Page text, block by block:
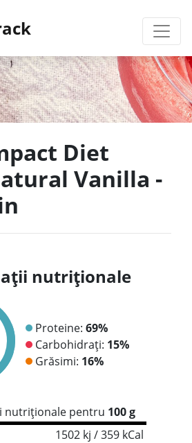
Diet
Vanilla -
nutriționale
Proteine: 69%
Carbohidrați: 15%
Grăsimi: 16%
nutriționale pentru 100 g
1502 kj / 359 kCal